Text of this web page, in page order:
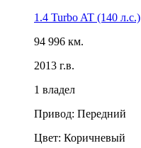
1.4 Turbo AT (140 л.с.)
94 996 км.
2013 г.в.
1 владел
Привод: Передний
Цвет: Коричневый